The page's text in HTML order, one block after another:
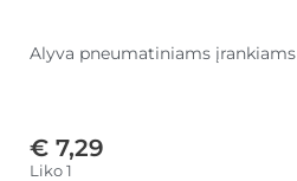
Alyva pneumatiniams įrankiams
€ 7,29
Liko 1